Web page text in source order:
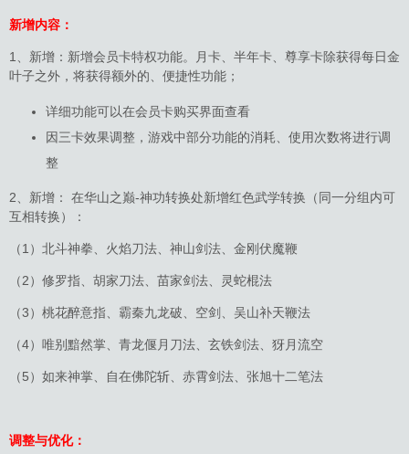
新增内容：
1、新增：新增会员卡特权功能。月卡、半年卡、尊享卡除获得每日金
叶子之外，将获得额外的、便捷性功能；
详细功能可以在会员卡购买界面查看
因三卡效果调整，游戏中部分功能的消耗、使用次数将进行调
整
2、新增： 在华山之巅-神功转换处新增红色武学转换（同一分组内可
互相转换）：
（1）北斗神拳、火焰刀法、神山剑法、金刚伏魔鞭
（2）修罗指、胡家刀法、苗家剑法、灵蛇棍法
（3）桃花醉意指、霸秦九龙破、空剑、吴山补天鞭法
（4）唯别黯然掌、青龙偃月刀法、玄铁剑法、犽月流空
（5）如来神掌、自在佛陀斩、赤霄剑法、张旭十二笔法
调整与优化：